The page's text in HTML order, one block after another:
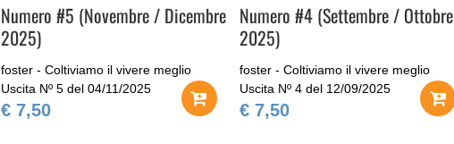
Numero #5 (Novembre / Dicembre
2025)
foster - Coltiviamo il vivere meglio
Uscita Nº 5 del 04/11/2025
€ 7,50
Numero #4 (Settembre / Ottobre
2025)
foster - Coltiviamo il vivere meglio
Uscita Nº 4 del 12/09/2025
€ 7,50